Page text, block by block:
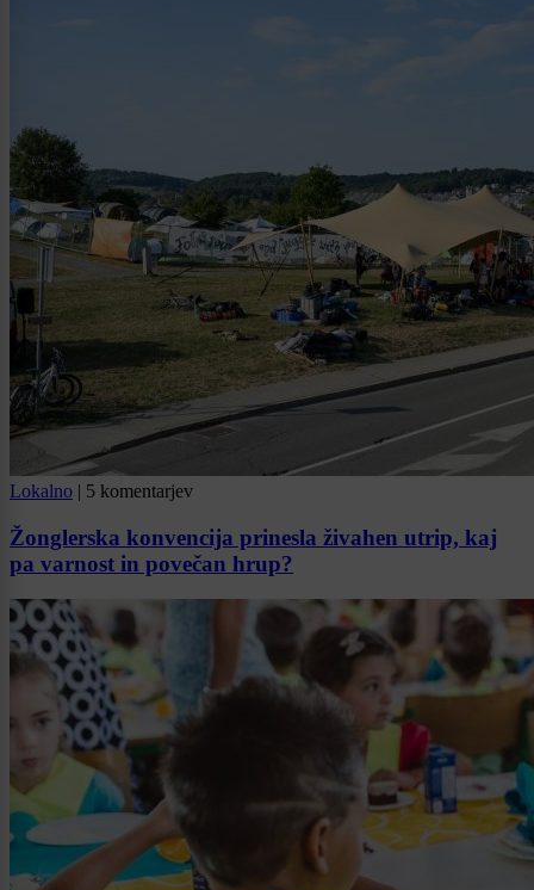
Lokalno | 5 komentarjev
Žonglerska konvencija prinesla živahen utrip, kaj
pa varnost in povečan hrup?